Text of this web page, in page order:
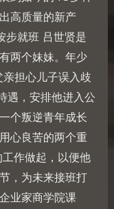
高质量的新产
步就班 吕世贤是
两个妹妹。年少
担心儿子误入歧
遇，安排他进入公
个叛逆青年成长
心良苦的两个重
作做起，以便他
，为未来接班打
业家商学院课